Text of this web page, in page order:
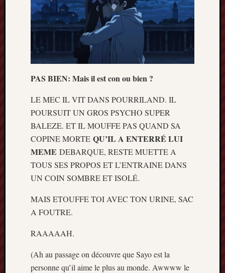
PAS BIEN: Mais il est con ou bien ?
LE MEC IL VIT DANS POURRILAND. IL
POURSUIT UN GROS PSYCHO SUPER
BALEZE. ET IL MOUFFE PAS QUAND SA
COPINE MORTE QU’IL A ENTERRÉ LUI
MEME DEBARQUE, RESTE MUETTE A
TOUS SES PROPOS ET L’ENTRAINE DANS
UN COIN SOMBRE ET ISOLÉ.
MAIS ETOUFFE TOI AVEC TON URINE, SAC
A FOUTRE.
RAAAAAH.
(Ah au passage on découvre que Sayo est la
personne qu’il aime le plus au monde. Awwww le